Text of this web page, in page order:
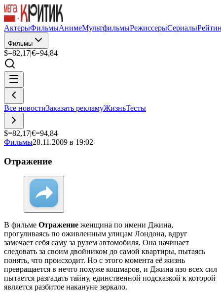
АктерыФильмыАнимеМультфильмыРежиссерыСериалы
Фильмы
$=82,17|€=94,84
Все новостиЗаказать рекламуЖизньТесты
$=82,17|€=94,84
Фильмы28.11.2009 в 19:02
Отражение
В фильме Отражение женщина по имени Джина,
прогуливаясь по оживленным улицам Лондона, вдруг
замечает себя саму за рулем автомобиля. Она начинает
следовать за своим двойником до самой квартиры, пытаясь
понять, что происходит. Но с этого момента её жизнь
превращается в нечто похуже кошмаров, и Джина изо всех сил
пытается разгадать тайну, единственной подсказкой к которой
является разбитое накануне зеркало.